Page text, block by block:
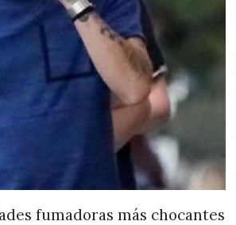
fumadoras más chocantes